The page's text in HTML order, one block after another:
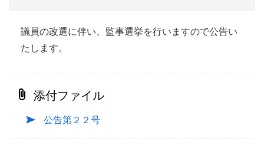
議員の改選に伴い、監事選挙を行いますので公告い
たします。
添付ファイル
公告第２２号